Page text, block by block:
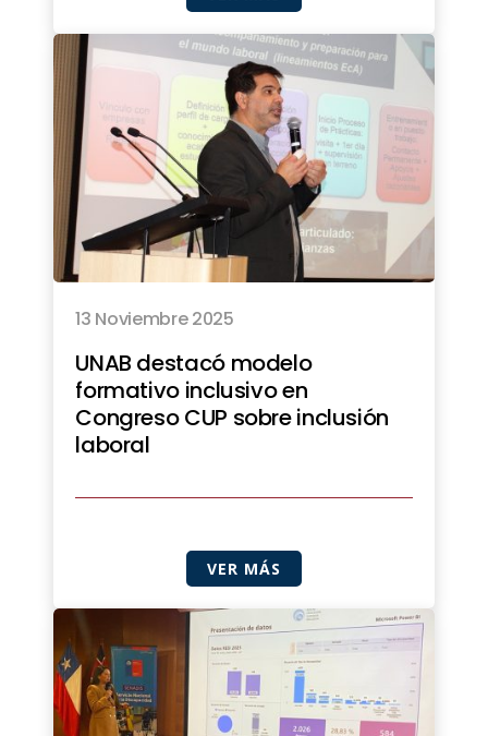
13 Noviembre 2025
UNAB destacó modelo
formativo inclusivo en
Congreso CUP sobre inclusión
laboral
VER MÁS